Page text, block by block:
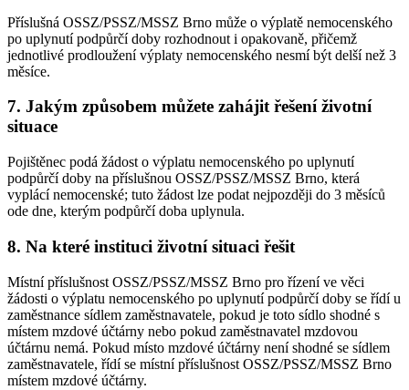
Příslušná OSSZ/PSSZ/MSSZ Brno může o výplatě nemocenského
po uplynutí podpůrčí doby rozhodnout i opakovaně, přičemž
jednotlivé prodloužení výplaty nemocenského nesmí být delší než 3
měsíce.
7. Jakým způsobem můžete zahájit řešení životní
situace
Pojištěnec podá žádost o výplatu nemocenského po uplynutí
podpůrčí doby na příslušnou OSSZ/PSSZ/MSSZ Brno, která
vyplácí nemocenské; tuto žádost lze podat nejpozději do 3 měsíců
ode dne, kterým podpůrčí doba uplynula.
8. Na které instituci životní situaci řešit
Místní příslušnost OSSZ/PSSZ/MSSZ Brno pro řízení ve věci
žádosti o výplatu nemocenského po uplynutí podpůrčí doby se řídí u
zaměstnance sídlem zaměstnavatele, pokud je toto sídlo shodné s
místem mzdové účtárny nebo pokud zaměstnavatel mzdovou
účtárnu nemá. Pokud místo mzdové účtárny není shodné se sídlem
zaměstnavatele, řídí se místní příslušnost OSSZ/PSSZ/MSSZ Brno
místem mzdové účtárny.